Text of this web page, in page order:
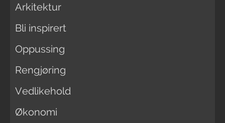
Arkitektur
Bli inspirert
Oppussing
Rengjøring
Vedlikehold
Økonomi